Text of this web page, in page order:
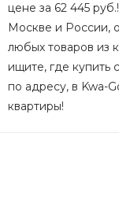
цене за 62 445
Москве и России,
любых товаров из
ищите, где купить
по адресу, в Kwa-
квартиры!